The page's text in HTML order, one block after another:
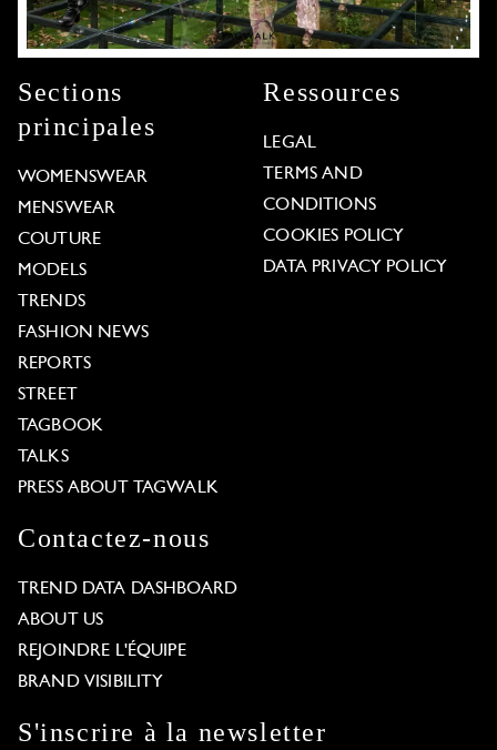
Sections
principales
WOMENSWEAR
MENSWEAR
COUTURE
MODELS
TRENDS
FASHION NEWS
REPORTS
STREET
TAGBOOK
TALKS
PRESS ABOUT TAGWALK
Ressources
LEGAL
TERMS AND
CONDITIONS
COOKIES POLICY
DATA PRIVACY POLICY
Contactez-nous
TREND DATA DASHBOARD
ABOUT US
REJOINDRE L'ÉQUIPE
BRAND VISIBILITY
S'inscrire à la newsletter